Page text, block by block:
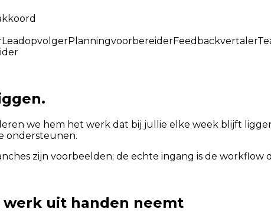
LeadopvolgerPlanningvoorbereiderFeedbackvertaler
we hem het werk dat bij jullie elke week blijft
ondersteunen.
zijn voorbeelden; de echte ingang is de workflow
werk uit handen neemt